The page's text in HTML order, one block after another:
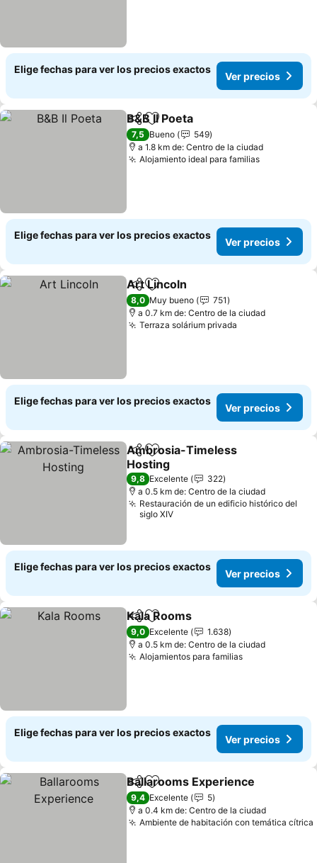
Elige fechas para ver los precios exactos
Ver precios
CompartirAgregar a favoritos
B&B Il Poeta
7,5 Bueno
549
a 1.8 km de: Centro de la ciudad
Alojamiento ideal para familias
Elige fechas para ver los precios exactos
Ver precios
CompartirAgregar a favoritos
Art Lincoln
8,0 Muy bueno
751
a 0.7 km de: Centro de la ciudad
Terraza solárium privada
Elige fechas para ver los precios exactos
Ver precios
CompartirAgregar a favoritos
Ambrosia-Timeless
Hosting
9,8 Excelente
322
a 0.5 km de: Centro de la ciudad
Restauración de un edificio histórico del
siglo XIV
Elige fechas para ver los precios exactos
Ver precios
CompartirAgregar a favoritos
Kala Rooms
9,0 Excelente
1.638
a 0.5 km de: Centro de la ciudad
Alojamientos para familias
Elige fechas para ver los precios exactos
Ver precios
CompartirAgregar a favoritos
Ballarooms Experience
9,4 Excelente
5
a 0.4 km de: Centro de la ciudad
Ambiente de habitación con temática cítrica